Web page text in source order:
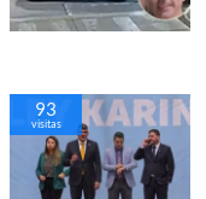
93
visitas